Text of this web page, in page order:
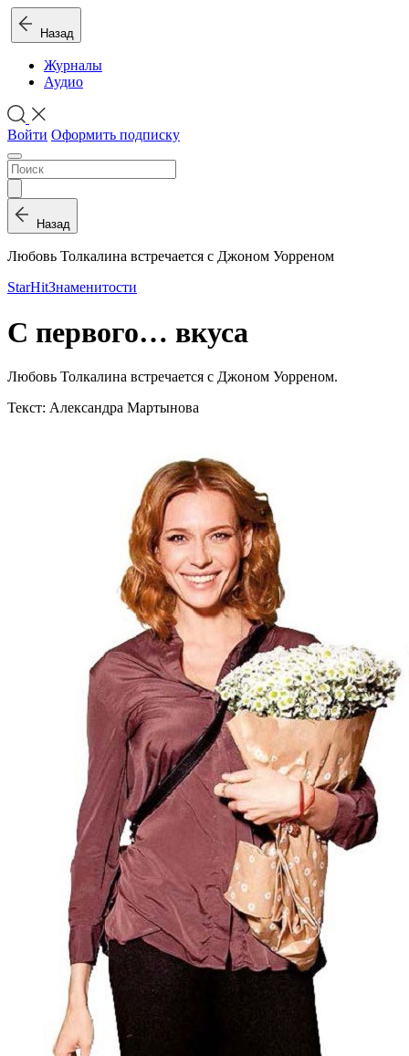
Назад
Журналы
Аудио
Войти Оформить подписку
Назад
Любовь Толкалина встречается с Джоном Уорреном
StarHitЗнаменитости
С первого… вкуса
Любовь Толкалина встречается с Джоном Уорреном.
Текст: Александра Мартынова